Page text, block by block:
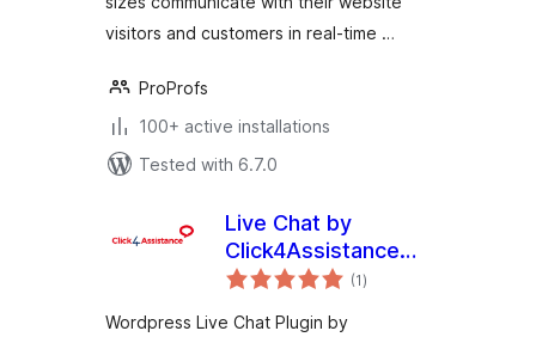
visitors and customers in real-time …
ProProfs
100+ active installations
Tested with 6.7.0
Live Chat by
Click4Assistance
UK
(1total
ratings
)
Wordpress Live Chat Plugin by